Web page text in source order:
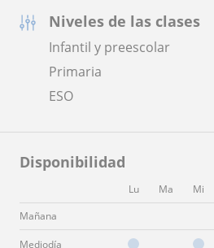
Niveles de las clases
Infantil y preescolar
Primaria
ESO
Disponibilidad
Lu Ma Mi
Mañana
Mediodía